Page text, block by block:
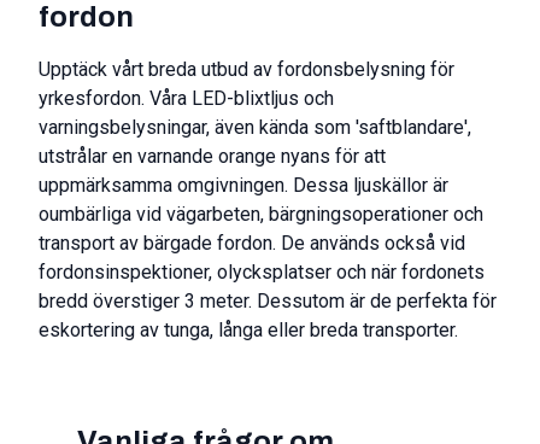
fordon
Upptäck vårt breda utbud av fordonsbelysning för
yrkesfordon. Våra LED-blixtljus och
varningsbelysningar, även kända som 'saftblandare',
utstrålar en varnande orange nyans för att
uppmärksamma omgivningen. Dessa ljuskällor är
oumbärliga vid vägarbeten, bärgningsoperationer och
transport av bärgade fordon. De används också vid
fordonsinspektioner, olycksplatser och när fordonets
bredd överstiger 3 meter. Dessutom är de perfekta för
eskortering av tunga, långa eller breda transporter.